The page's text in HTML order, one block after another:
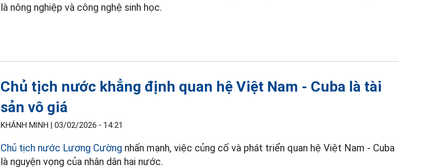
là nông nghiệp và công nghệ sinh học.
Chủ tịch nước khẳng định quan hệ Việt Nam - Cuba là tài
sản vô giá
KHÁNH MINH | 03/02/2026 - 14:21
Chủ tịch nước Lương Cường nhấn mạnh, việc củng cố và phát triển quan hệ Việt Nam - Cuba
là nguyện vọng của nhân dân hai nước.